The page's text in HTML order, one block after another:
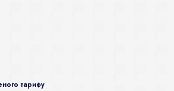
тарифу